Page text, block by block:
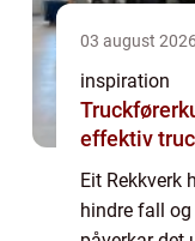
03 august 2026
inspiration
Truckførerkurs i
effektiv
Eit Rekkverk
hindre fall